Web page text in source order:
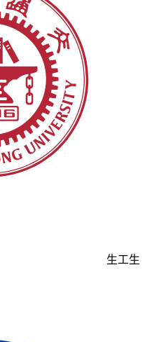
生工生